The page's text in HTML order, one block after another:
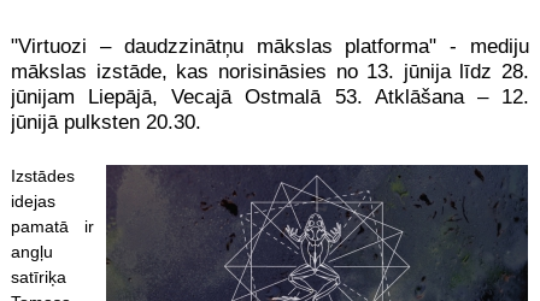
"Virtuozi – daudzzinātņu mākslas platforma" - mediju
mākslas izstāde, kas norisināsies no 13. jūnija līdz 28.
jūnijam Liepājā, Vecajā Ostmalā 53. Atklāšana – 12.
jūnijā pulksten 20.30.
Izstādes
idejas
pamatā ir
angļu
satīriķa